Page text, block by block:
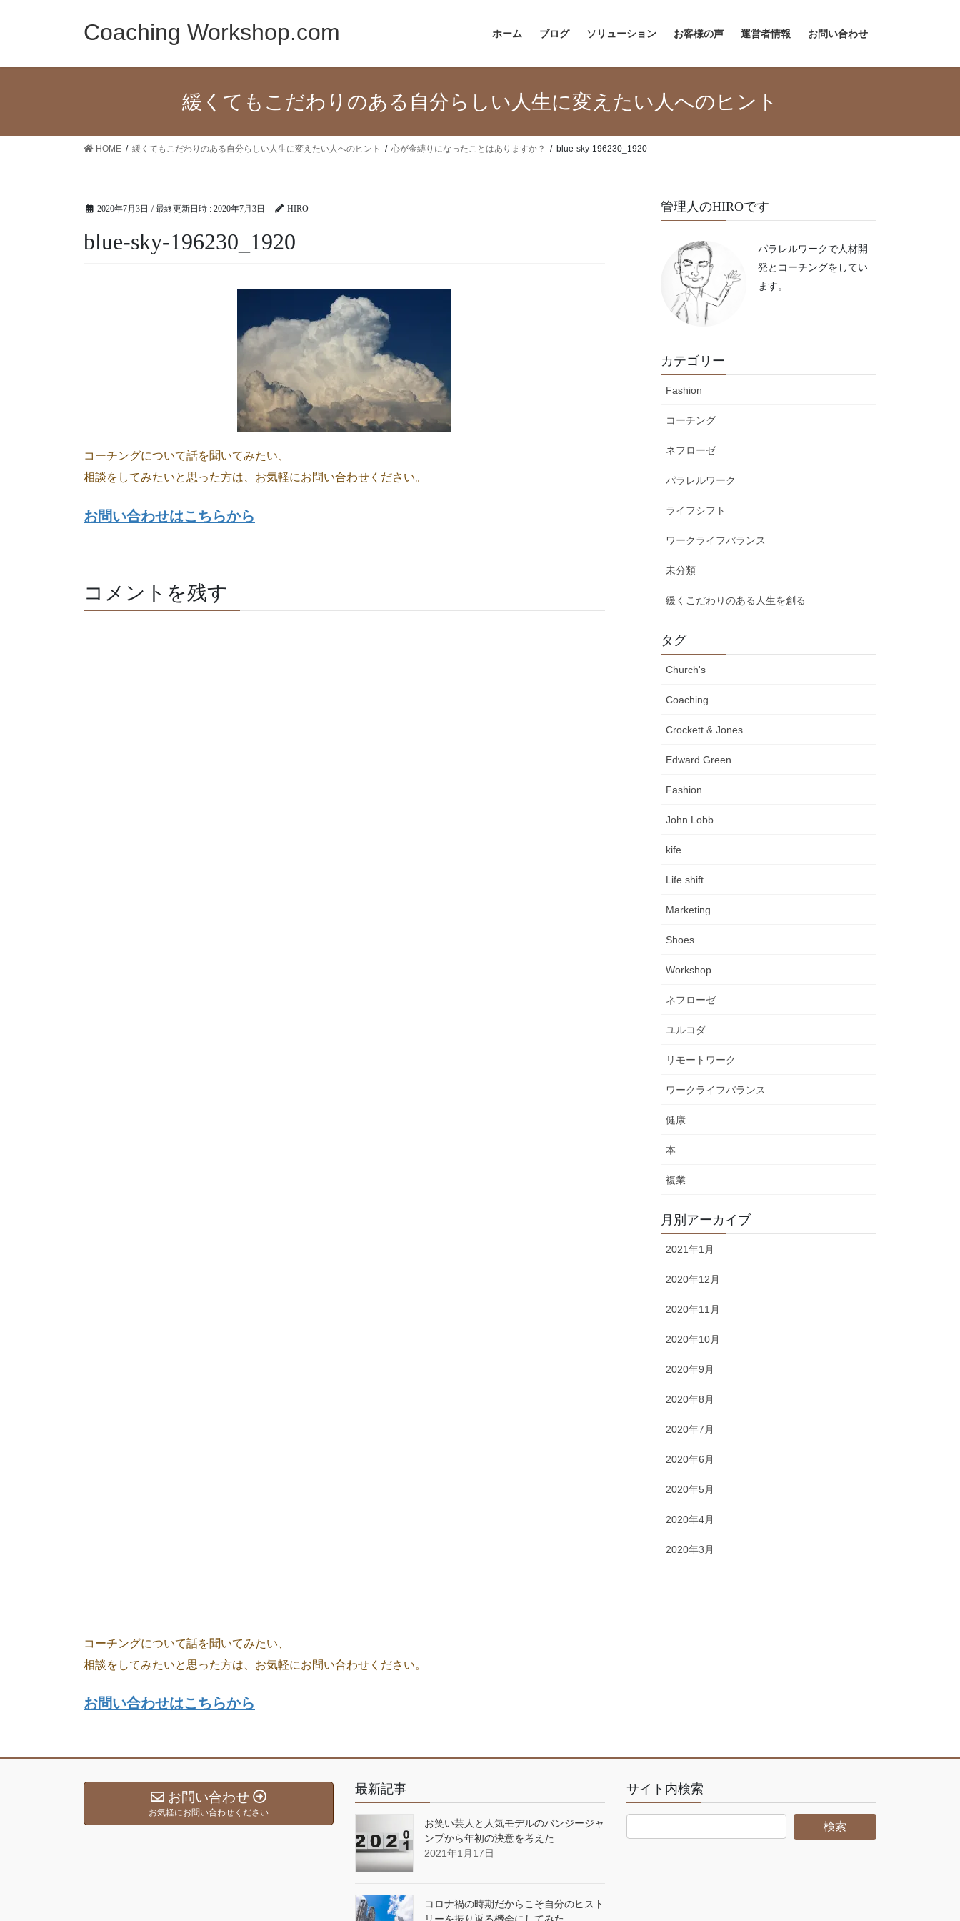
Coaching Workshop.com ホーム ブログ ソリューション お客様の声 運営者情報 お問い合わせ
緩くてもこだわりのある自分らしい人生に変えたい人へのヒント
HOME 緩くてもこだわりのある自分らしい人生に変えたい人へのヒント 心が金縛りになったことはありますか？ blue-sky-196230_1920
2020年7月3日 / 最終更新日時 : 2020年7月3日 HIRO
blue-sky-196230_1920
コーチングについて話を聞いてみたい、
相談をしてみたいと思った方は、お気軽にお問い合わせください。
お問い合わせはこちらから
コメントを残す
管理人のHIROです
パラレルワークで人材開
発とコーチングをしてい
ます。
カテゴリー
Fashion
コーチング
ネフローゼ
パラレルワーク
ライフシフト
ワークライフバランス
未分類
緩くこだわりのある人生を創る
タグ
Church's
Coaching
Crockett & Jones
Edward Green
Fashion
John Lobb
kife
Life shift
Marketing
Shoes
Workshop
ネフローゼ
ユルコダ
リモートワーク
ワークライフバランス
健康
本
複業
月別アーカイブ
2021年1月
2020年12月
2020年11月
2020年10月
2020年9月
2020年8月
2020年7月
2020年6月
2020年5月
2020年4月
2020年3月
コーチングについて話を聞いてみたい、
相談をしてみたいと思った方は、お気軽にお問い合わせください。
お問い合わせはこちらから
お問い合わせ
お気軽にお問い合わせください
最新記事
お笑い芸人と人気モデルのバンジージャ
ンプから年初の決意を考えた
2021年1月17日
コロナ禍の時期だからこそ自分のヒスト
サイト内検索